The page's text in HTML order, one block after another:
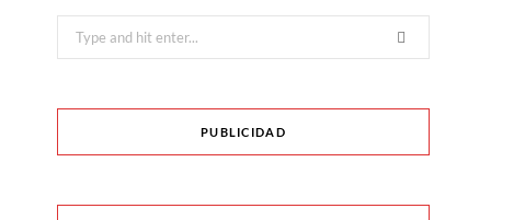
Search
for:
PUBLICIDAD